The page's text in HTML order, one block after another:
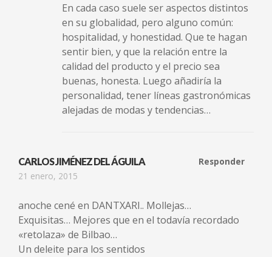
En cada caso suele ser aspectos distintos
en su globalidad, pero alguno común:
hospitalidad, y honestidad. Que te hagan
sentir bien, y que la relación entre la
calidad del producto y el precio sea
buenas, honesta. Luego añadiría la
personalidad, tener líneas gastronómicas
alejadas de modas y tendencias…
CARLOS JIMÉNEZ DEL ÁGUILA
21 enero, 2015
Responder
anoche cené en DANTXARI.. Mollejas…
Exquisitas… Mejores que en el todavía recordado
«retolaza» de Bilbao…
Un deleite para los sentidos